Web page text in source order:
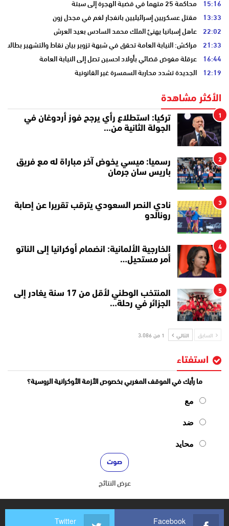
15:16 محاكمة 25 متهما في قضية الهجرة إلى سبتة
13:33 مقتل عسكريين إسرائيليين بانفجار لغم في مجدل زون
22:02 عاهل إسبانيا يهنئ الملك محمد السادس بعيد العرش
21:33 مراكش: النيابة العامة تحقق في شبهة تزوير بيان نقاط والتشهير بطالب
16:44 عرقلة مفوض قضائي بأولاد احسين تصل إلى النيابة العامة
12:19 الجديدة تشدد محاربة السمسرة غير القانونية
الأكثر مشاهدة
1
تركيا: استطلاع رأي يرجح فوز أردوغان في
الجولة الثانية من…
2
رسميا: ميسي يخوض آخر مباراة له مع فريق
باريس سان جرمان
3
نادي النصر السعودي يترقب تقريرا عن إصابة
رونالدو
4
الخارجية الألمانية: انضمام أوكرانيا إلى الناتو
أمر مستحيل…
5
المنتخب الوطني لأقل من 17 سنة يغادر إلى
الجزائر في رحلة…
السابق التالي 1 من 3٬086
استفتاء
ما رأيك في الموقف المغربي بخصوص الأزمة الأوكرانية الروسية؟
مع
ضد
محايد
عرض النتائج
Facebook
Twitter